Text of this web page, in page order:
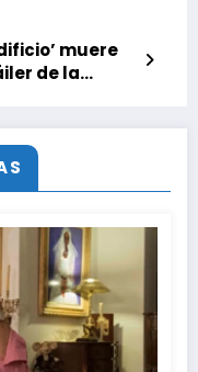
a existir
muere
de la